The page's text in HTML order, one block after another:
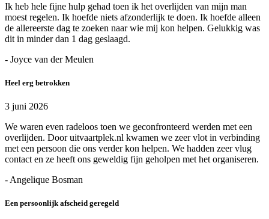
Ik heb hele fijne hulp gehad toen ik het overlijden van mijn man
moest regelen. Ik hoefde niets afzonderlijk te doen. Ik hoefde alleen
de allereerste dag te zoeken naar wie mij kon helpen. Gelukkig was
dit in minder dan 1 dag geslaagd.
- Joyce van der Meulen
Heel erg betrokken
3 juni 2026
We waren even radeloos toen we geconfronteerd werden met een
overlijden. Door uitvaartplek.nl kwamen we zeer vlot in verbinding
met een persoon die ons verder kon helpen. We hadden zeer vlug
contact en ze heeft ons geweldig fijn geholpen met het organiseren.
- Angelique Bosman
Een persoonlijk afscheid geregeld